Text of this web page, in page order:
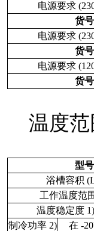
电源要求
货号
电源要求
货号
电源要求
货号
温度范
型号
浴槽容积
工作温度范
温度稳定度 1)
制冷功率 2)
在 -